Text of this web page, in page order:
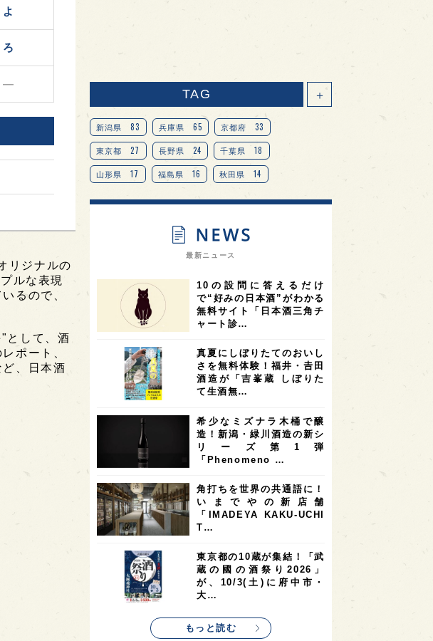
よ
ろ
―
リジナルの
ルな表現
るので、
として、酒
ポート、
、日本酒
TAG ＋
新潟県 83 兵庫県 65 京都府 33
東京都 27 長野県 24 千葉県 18
山形県 17 福島県 16 秋田県 14
愛知県 14 宮城県 14 岐阜県 13
オピニオンリーダーの視点 9
奈良県 滋賀県 7 和歌山県 6
富山県 6 フランス 6 高知県 5 島根県 5
4 アメリカ 4 神奈川県 4
4 三重県 大阪府 3
オーストラリア 台湾 2 アジア 2
SAKEの時代を生きる 静岡県 1 長崎県
全蔵めぐり 1 シンガポール 1 カナダ 1
群馬県 1 熊本県 徳島県
イギリス 1 ノルウェー 1 新宿区 1
歌舞伎町 1 1 鳥取県 1
saketimes_image_4
最新ニュース
10の設問に答えるだけ
で“好みの日本酒”がわかる
無料サイト「日本酒三角チ
ャート診…
真夏にしぼりたてのおいし
さを無料体験！福井・𠮷田
酒造が「吉峯蔵 しぼりた
て生酒無…
希少なミズナラ木桶で醸
造！新潟・緑川酒造の新シ
リーズ第1弾
「Phenomeno …
角打ちを世界の共通語に！
いまでやの新店舗
「IMADEYA KAKU-UCHI
T…
東京都の10蔵が集結！「武
蔵の國の酒祭り2026」
が、10/3(土)に府中市・
大…
もっと読む